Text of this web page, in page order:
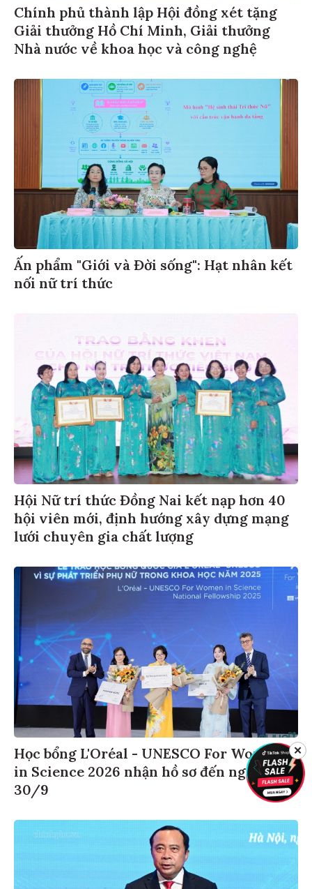
Chính phủ thành lập Hội đồng xét tặng
Giải thưởng Hồ Chí Minh, Giải thưởng
Nhà nước về khoa học và công nghệ
Ấn phẩm "Giới và Đời sống": Hạt nhân kết
nối nữ trí thức
Hội Nữ trí thức Đồng Nai kết nạp hơn 40
hội viên mới, định hướng xây dựng mạng
lưới chuyên gia chất lượng
Học bổng L'Oréal - UNESCO For Women
in Science 2026 nhận hồ sơ đến ngày
30/9
✕